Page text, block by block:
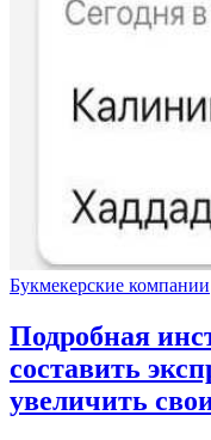
Букмекерские компании
Подробная
составить
увеличить